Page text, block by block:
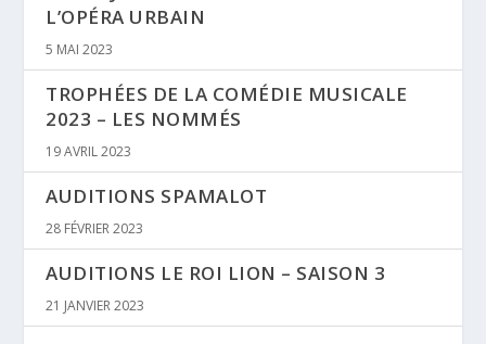
L’OPÉRA URBAIN
5 MAI 2023
TROPHÉES DE LA COMÉDIE MUSICALE
2023 – LES NOMMÉS
19 AVRIL 2023
AUDITIONS SPAMALOT
28 FÉVRIER 2023
AUDITIONS LE ROI LION – SAISON 3
21 JANVIER 2023